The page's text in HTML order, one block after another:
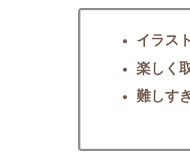
イラス
楽しく
難しす